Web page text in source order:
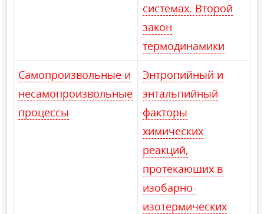
системах. Второй
закон
термодинамики
Самопроизвольные и
несамопроизвольные
процессы
Энтропийный и
энтальпийный
факторы
химических
реакций,
протекаюших в
изобарно-
изотермических